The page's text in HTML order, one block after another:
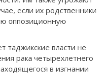
если их родственники
оппозиционную
таджикские власти не
рака четырехлетнего
в изгнании